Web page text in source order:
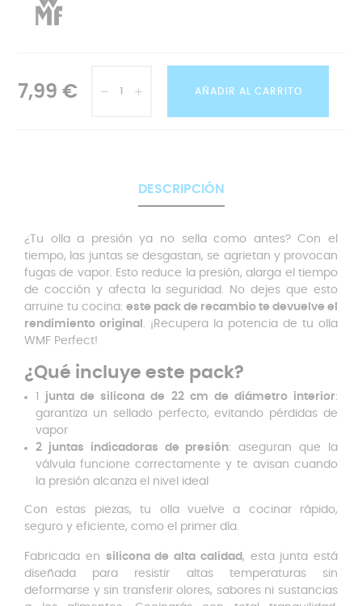
7,99 € AÑADIR AL CARRITO
DESCRIPCIÓN
¿Tu olla a presión ya no sella como antes? Con el
tiempo, las juntas se desgastan, se agrietan y provocan
fugas de vapor. Esto reduce la presión, alarga el tiempo
de cocción y afecta la seguridad. No dejes que esto
arruine tu cocina: este pack de recambio te devuelve el
rendimiento original . ¡Recupera la potencia de tu olla
WMF Perfect!
¿Qué incluye este pack?
junta de silicona de 22 cm de diámetro interior:
garantiza un sellado perfecto, evitando pérdidas de
vapor
2 juntas indicadoras de presión: aseguran que la
válvula funcione correctamente y te avisan cuando
la presión alcanza el nivel ideal
Con estas piezas, tu olla vuelve a cocinar rápido,
seguro y eficiente, como el primer día.
Fabricada en silicona de alta calidad, esta junta está
diseñada para resistir altas temperaturas sin
deformarse y sin transferir olores, sabores ni sustancias